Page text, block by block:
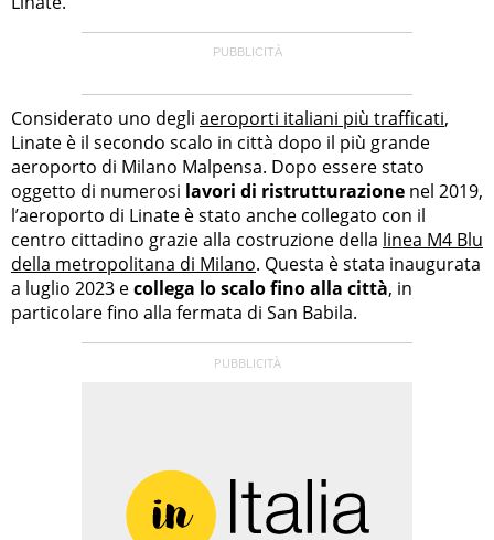
Considerato uno degli aeroporti italiani più trafficati,
Linate è il secondo scalo in città dopo il più grande
aeroporto di Milano Malpensa. Dopo essere stato
oggetto di numerosi lavori di ristrutturazione nel 2019,
l’aeroporto di Linate è stato anche collegato con il
centro cittadino grazie alla costruzione della linea M4 Blu
della metropolitana di Milano. Questa è stata inaugurata
a luglio 2023 ecollega lo scalo fino alla città, in
particolare fino alla fermata di San Babila.